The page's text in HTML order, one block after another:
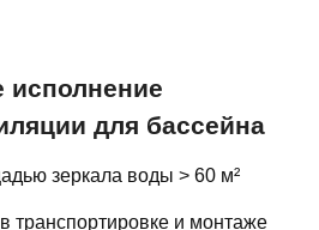
исполнение
для бассейна
зеркала воды > 60 м²
транспортировке и монтаже